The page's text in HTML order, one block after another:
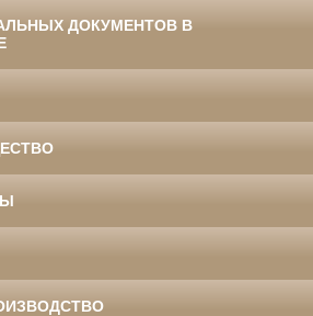
ДОКУМЕНТОВ В